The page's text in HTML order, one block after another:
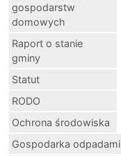
gospodarstw
domowych
Raport o stanie
gminy
Statut
RODO
Ochrona środowiska
Gospodarka odpadami